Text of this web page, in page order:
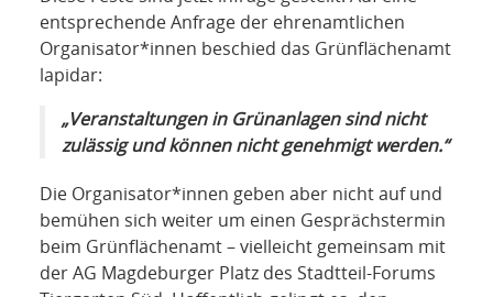
entsprechende Anfrage der ehrenamtlichen
Organisator*innen beschied das Grünflächenamt
lapidar:
„Veranstaltungen in Grünanlagen sind nicht
zulässig und können nicht genehmigt werden.“
Die Organisator*innen geben aber nicht auf und
bemühen sich weiter um einen Gesprächstermin
beim Grünflächenamt – vielleicht gemeinsam mit
der AG Magdeburger Platz des Stadtteil-Forums